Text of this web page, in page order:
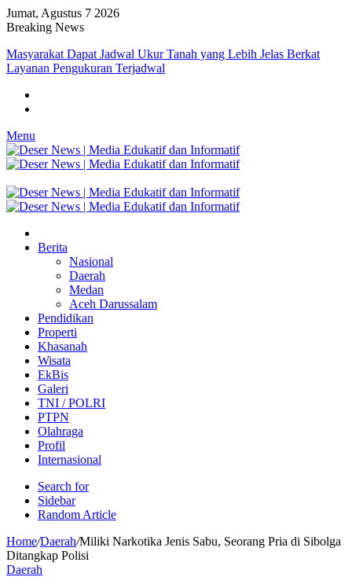
Jumat, Agustus 7 2026
Breaking News
Masyarakat Dapat Jadwal Ukur Tanah yang Lebih Jelas Berkat
Layanan Pengukuran Terjadwal
Menu
Berita
Nasional
Daerah
Medan
Aceh Darussalam
Pendidikan
Properti
Khasanah
Wisata
EkBis
Galeri
TNI / POLRI
PTPN
Olahraga
Profil
Internasional
Search for
Sidebar
Random Article
Home/Daerah/Miliki Narkotika Jenis Sabu, Seorang Pria di Sibolga
Ditangkap Polisi
Daerah